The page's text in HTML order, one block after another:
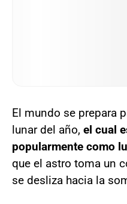
El mundo se prepara
lunar del año, el cual
popularmente como
que el astro toma un
se desliza hacia la